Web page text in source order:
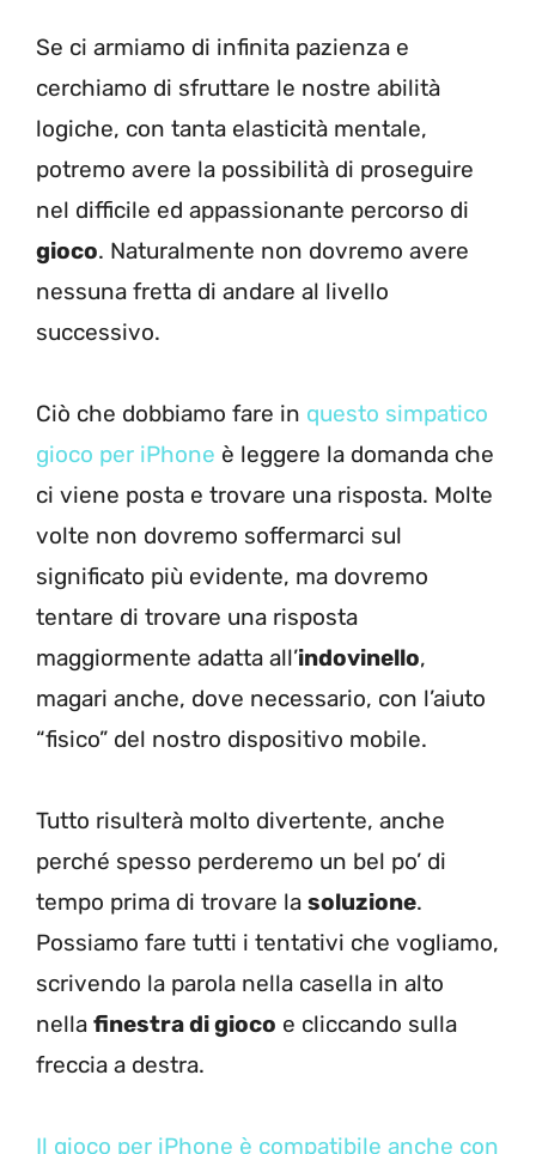
Se ci armiamo di infinita pazienza e
cerchiamo di sfruttare le nostre abilità
logiche, con tanta elasticità mentale,
potremo avere la possibilità di proseguire
nel difficile ed appassionante percorso di
gioco. Naturalmente non dovremo avere
nessuna fretta di andare al livello
successivo.
Ciò che dobbiamo fare in questo simpatico
gioco per iPhone è leggere la domanda che
ci viene posta e trovare una risposta. Molte
volte non dovremo soffermarci sul
significato più evidente, ma dovremo
tentare di trovare una risposta
maggiormente adatta all’indovinello,
magari anche, dove necessario, con l’aiuto
“fisico” del nostro dispositivo mobile.
Tutto risulterà molto divertente, anche
perché spesso perderemo un bel po’ di
tempo prima di trovare la soluzione.
Possiamo fare tutti i tentativi che vogliamo,
scrivendo la parola nella casella in alto
nella finestra di gioco e cliccando sulla
freccia a destra.
Il gioco per iPhone è compatibile anche con